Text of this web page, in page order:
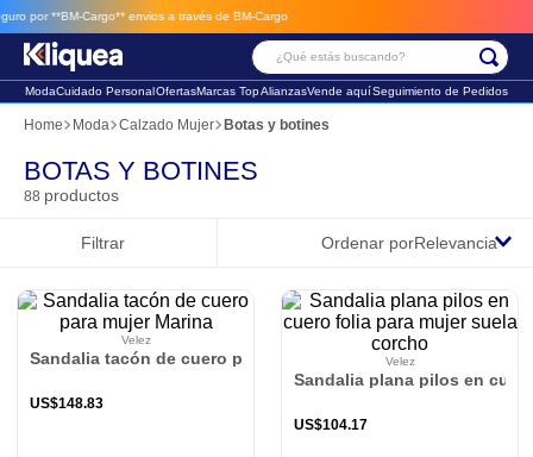
BM-Cargo
¿Qué estás buscando?
ModaCuidado PersonalOfertasMarcas TopAlianzasVende aquíSeguimiento de Pedidos
Moda Calzado Mujer Botas y botines
BOTAS Y BOTINES
88 productos
Filtrar Ordenar porRelevancia
Velez
Sandalia tacón de cuero para mujer Marina
US$148.83
Velez
Sandalia plana pilos en
US$104.17
Términos Más Buscados
1. chaleco
2. sandalia
futbol